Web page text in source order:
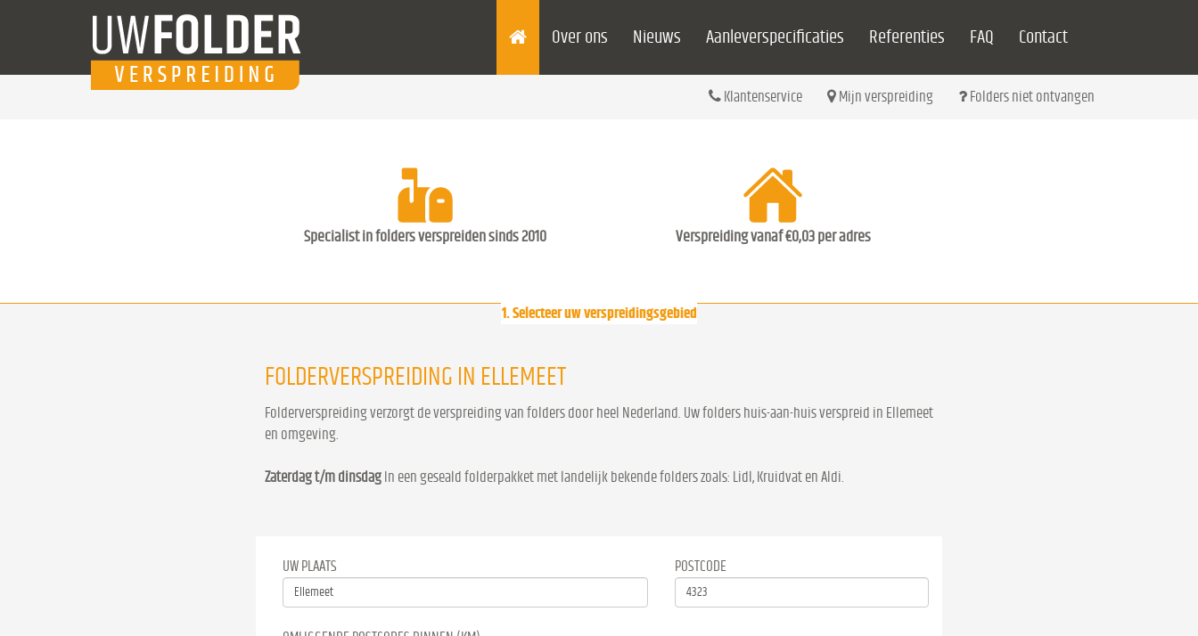
Over ons Nieuws Aanleverspecificaties Referenties FAQ Contact
Klantenservice Mijn verspreiding Folders niet ontvangen
Specialist in folders verspreiden sinds 2010 Verspreiding vanaf €0,03 per adres
1. Selecteer uw verspreidingsgebied
FOLDERVERSPREIDING IN ELLEMEET
Folderverspreiding verzorgt de verspreiding van folders door heel Nederland. Uw folders huis-aan-huis verspreid in Ellemeet
en omgeving.
Zaterdag t/m dinsdag In een geseald folderpakket met landelijk bekende folders zoals: Lidl, Kruidvat en Aldi.
UW PLAATS POSTCODE